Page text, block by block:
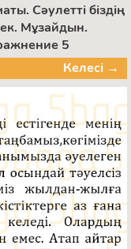
Сәулетті біздің
Мұзайдын.
5
Келесі →